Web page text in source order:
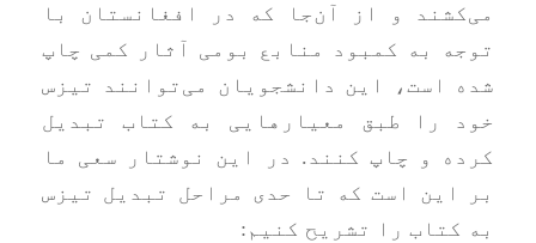
می‌کشند و از آن‌جا که در افغانستان با
توجه به کمبود منابع بومی آثار کمی چاپ
شده است، این دانشجویان می‌توانند تیزس
خود را طبق معیارهایی به کتاب تبدیل
کرده و چاپ کنند. در این نوشتار سعی ما
بر این است که تا حدی مراحل تبدیل تیزس
به کتاب را تشریح کنیم: